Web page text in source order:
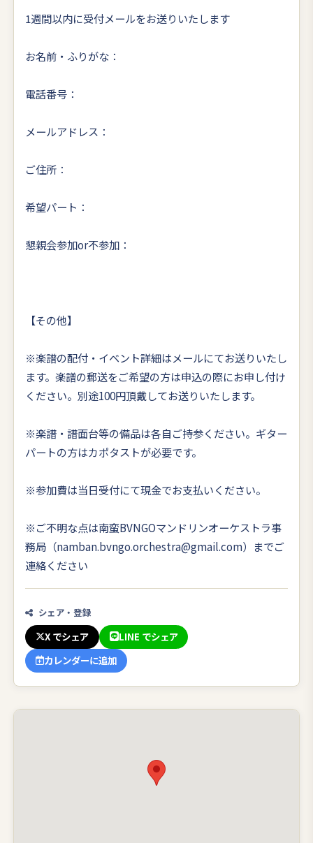
1週間以内に受付メールをお送りいたします
お名前・ふりがな：
電話番号：
メールアドレス：
ご住所：
希望パート：
懇親会参加or不参加：
【その他】
※楽譜の配付・イベント詳細はメールにてお送りいたし
ます。楽譜の郵送をご希望の方は申込の際にお申し付け
ください。別途100円頂戴してお送りいたします。
※楽譜・譜面台等の備品は各自ご持参ください。ギター
パートの方はカポタストが必要です。
※参加費は当日受付にて現金でお支払いください。
※ご不明な点は南蛮BVNGOマンドリンオーケストラ事
務局（namban.bvngo.orchestra@gmail.com）までご
連絡ください
シェア・登録
X でシェア
LINE でシェア
カレンダーに追加